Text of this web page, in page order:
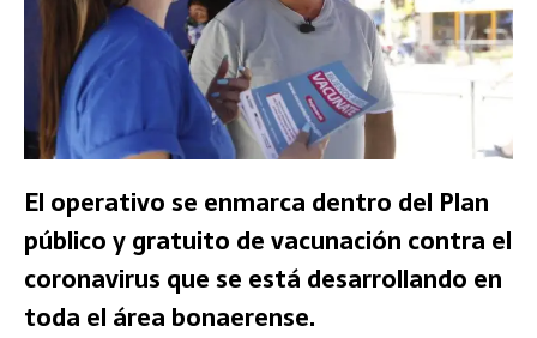
El operativo se enmarca dentro del Plan
público y gratuito de vacunación contra el
coronavirus que se está desarrollando en
toda el área bonaerense.